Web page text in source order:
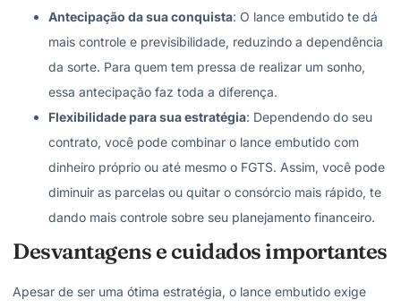
Antecipação da sua conquista: O lance embutido te dá
mais controle e previsibilidade, reduzindo a dependência
da sorte. Para quem tem pressa de realizar um sonho,
essa antecipação faz toda a diferença.
Flexibilidade para sua estratégia: Dependendo do seu
contrato, você pode combinar o lance embutido com
dinheiro próprio ou até mesmo o FGTS. Assim, você pode
diminuir as parcelas ou quitar o consórcio mais rápido, te
dando mais controle sobre seu planejamento financeiro.
Desvantagens e cuidados importantes
Apesar de ser uma ótima estratégia, o lance embutido exige